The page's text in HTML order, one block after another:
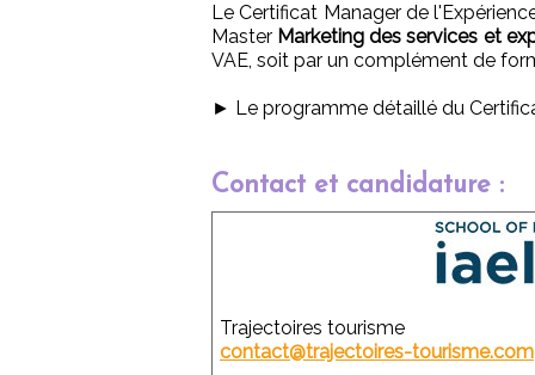
Le Certificat Manager de
Master Marketing des services et
VAE, soit par un complément de
► Le programme détaillé du
Contact et candidature :
Trajectoires tourisme
contact@trajectoires-tourisme.com